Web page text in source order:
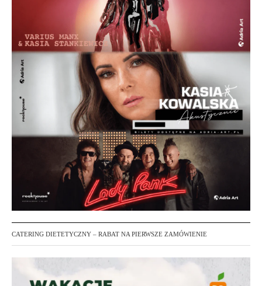
CATERING DIETETYCZNY – RABAT NA PIERWSZE ZAMÓWIENIE